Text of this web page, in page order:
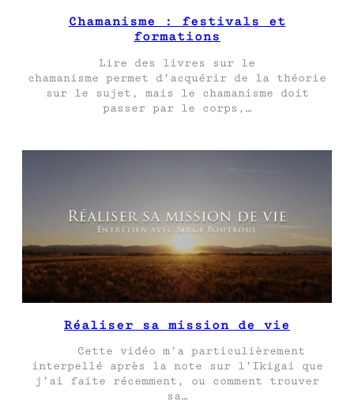
Chamanisme : festivals et
formations
Lire des livres sur le
chamanisme permet d’acquérir de la théorie
sur le sujet, mais le chamanisme doit
passer par le corps,…
Réaliser sa mission de vie
Cette vidéo m’a particulièrement
interpellé après la note sur l’Ikigai que
j’ai faite récemment, ou comment trouver
sa…